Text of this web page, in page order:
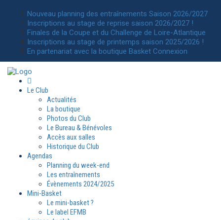
Nouveau planning des entraînements Saison 2026/2027
Inscriptions au stage de reprise saison 2026/2027 !
Finales de la Coupe et du Challenge de Loire-Atlantique
Inscriptions au stage de printemps saison 2025/2026 !
En partenariat avec la boutique Basket Connexion
Le Club
Actualités
La boutique
Photos du Club
Le Bureau & Bénévoles
Accès aux salles
Historique du Club
Agendas
Planning du week-end
Les entraînements
Évènements 2024/2025
Mini-Basket
Le mini-basket ?
Le label EFMB